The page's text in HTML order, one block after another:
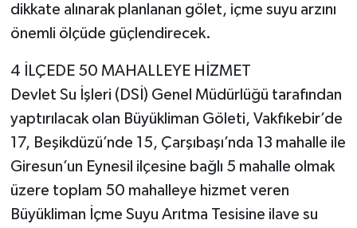
dikkate alınarak planlanan gölet, içme suyu arzını
önemli ölçüde güçlendirecek.
4 İLÇEDE 50 MAHALLEYE HİZMET
Devlet Su İşleri (DSİ) Genel Müdürlüğü tarafından
yaptırılacak olan Büyükliman Göleti, Vakfıkebir’de
17, Beşikdüzü’nde 15, Çarşıbaşı’nda 13 mahalle ile
Giresun’un Eynesil ilçesine bağlı 5 mahalle olmak
üzere toplam 50 mahalleye hizmet veren
Büyükliman İçme Suyu Arıtma Tesisine ilave su